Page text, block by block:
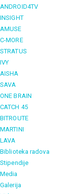
ANDROID4TV
INSIGHT
AMUSE
C-MORE
STRATUS
IVY
AISHA
SAVA
ONE BRAIN
CATCH 45
BITROUTE
MARTINI
LAVA
Biblioteka radova
Stipendije
Media
Galerija